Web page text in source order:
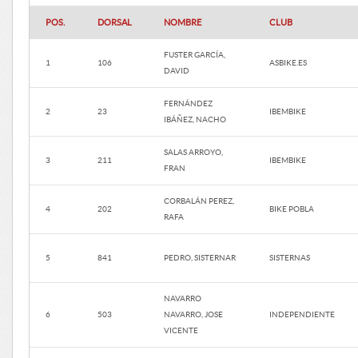
POS. DORSAL NOMBRE CLUB
1 106
FUSTER GARCÍA,
DAVID
ASBIKE.ES
2 23
FERNÁNDEZ
IBÁÑEZ, NACHO
IBEMBIKE
3 211
SALAS ARROYO,
FRAN
IBEMBIKE
4 202
CORBALÁN PEREZ,
RAFA
BIKE POBLA
5 841 PEDRO, SISTERNAR SISTERNAS
6 503
NAVARRO
NAVARRO, JOSE
VICENTE
INDEPENDIENTE